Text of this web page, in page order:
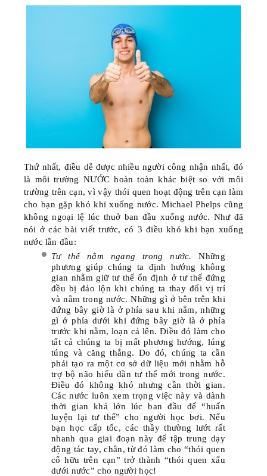
Thứ nhất, điều dễ được nhiều người công nhận nhất, đó
là môi trường NƯỚC hoàn toàn khác biệt so với môi
trường trên cạn, vì vậy thói quen hoạt động trên cạn làm
cho bạn gặp khó khi xuống nước. Michael Phelps cũng
không ngoại lệ lúc thuở ban đầu xuống nước. Như đã
nói ở các bài viết trước, có 3 điều khó khi bạn xuống
nước lần đầu:
Tư thế nằm ngang trong nước.
Những
phương giúp chúng ta định hướng không
gian nhằm giữ tư thế ổn định ở tư thế đứng
đều bị đảo lộn khi chúng ta thay đổi vị trí
và nằm trong nước. Những gì ở bên trên khi
đứng bây giờ là ở phía sau khi nằm, những
gì ở phía dưới khi đứng bây giờ là ở phía
trước khi nằm, loạn cả lên. Điều đó làm cho
tất cả chúng ta bị mất phương hướng, lúng
túng và căng thẳng. Do đó, chúng ta cần
phải tạo ra một cơ sở dữ liệu mới nhằm hỗ
trợ bộ não hiểu dần tư thế mới trong nước.
Điều đó không khó nhưng cần thời gian.
Các nước luôn xem trọng việc này và dành
thời gian khá lớn lúc ban đầu để “huấn
luyện lại tư thế” cho người học bơi. Nếu
bạn học cấp tốc, các thầy thường lướt rất
nhanh qua giai đoạn này để tập trung dạy
động tác tay, chân, từ đó làm cho “thói quen
cố hữu trên cạn” trở thành “thói quen xấu
dưới nước” cho người học!